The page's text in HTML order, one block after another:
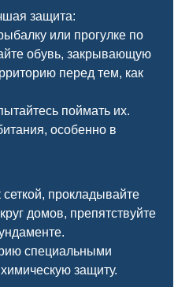
защита:
или прогулке по
обувь, закрывающую
перед тем, как
поймать их.
особенно в
прокладывайте
домов, препятствуйте
специальными
защиту.